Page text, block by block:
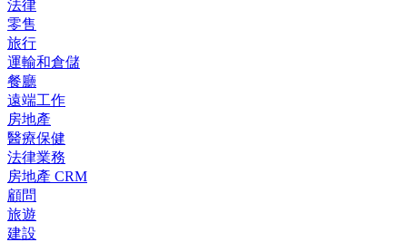
法律
零售
旅行
運輸和倉儲
餐廳
遠端工作
房地產
醫療保健
法律業務
房地產 CRM
顧問
旅遊
建設